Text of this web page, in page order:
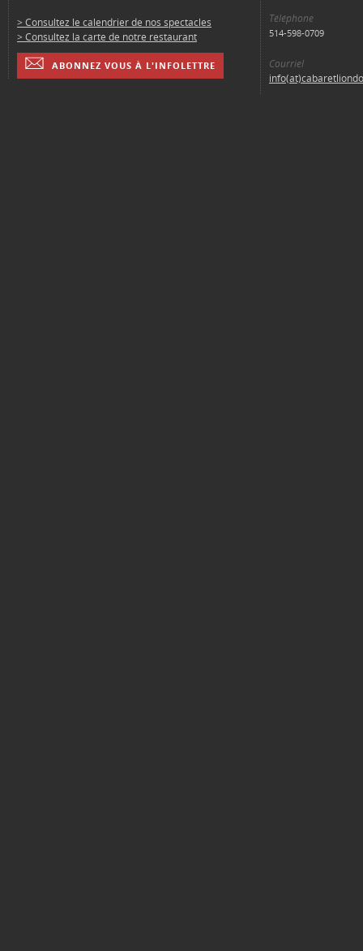
> Consultez le calendrier de nos spectacles
> Consultez la carte de notre restaurant
ABONNEZ VOUS À L'INFOLETTRE
Téléphone
514-598-0709
Courriel